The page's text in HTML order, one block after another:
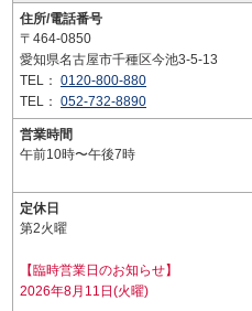
住所/電話番号
〒464-0850
愛知県名古屋市千種区今池3-5-13
TEL： 0120-800-880
TEL： 052-732-8890
営業時間
午前10時〜午後7時
定休日
第2火曜
【臨時営業日のお知らせ】
2026年8月11日(火曜)